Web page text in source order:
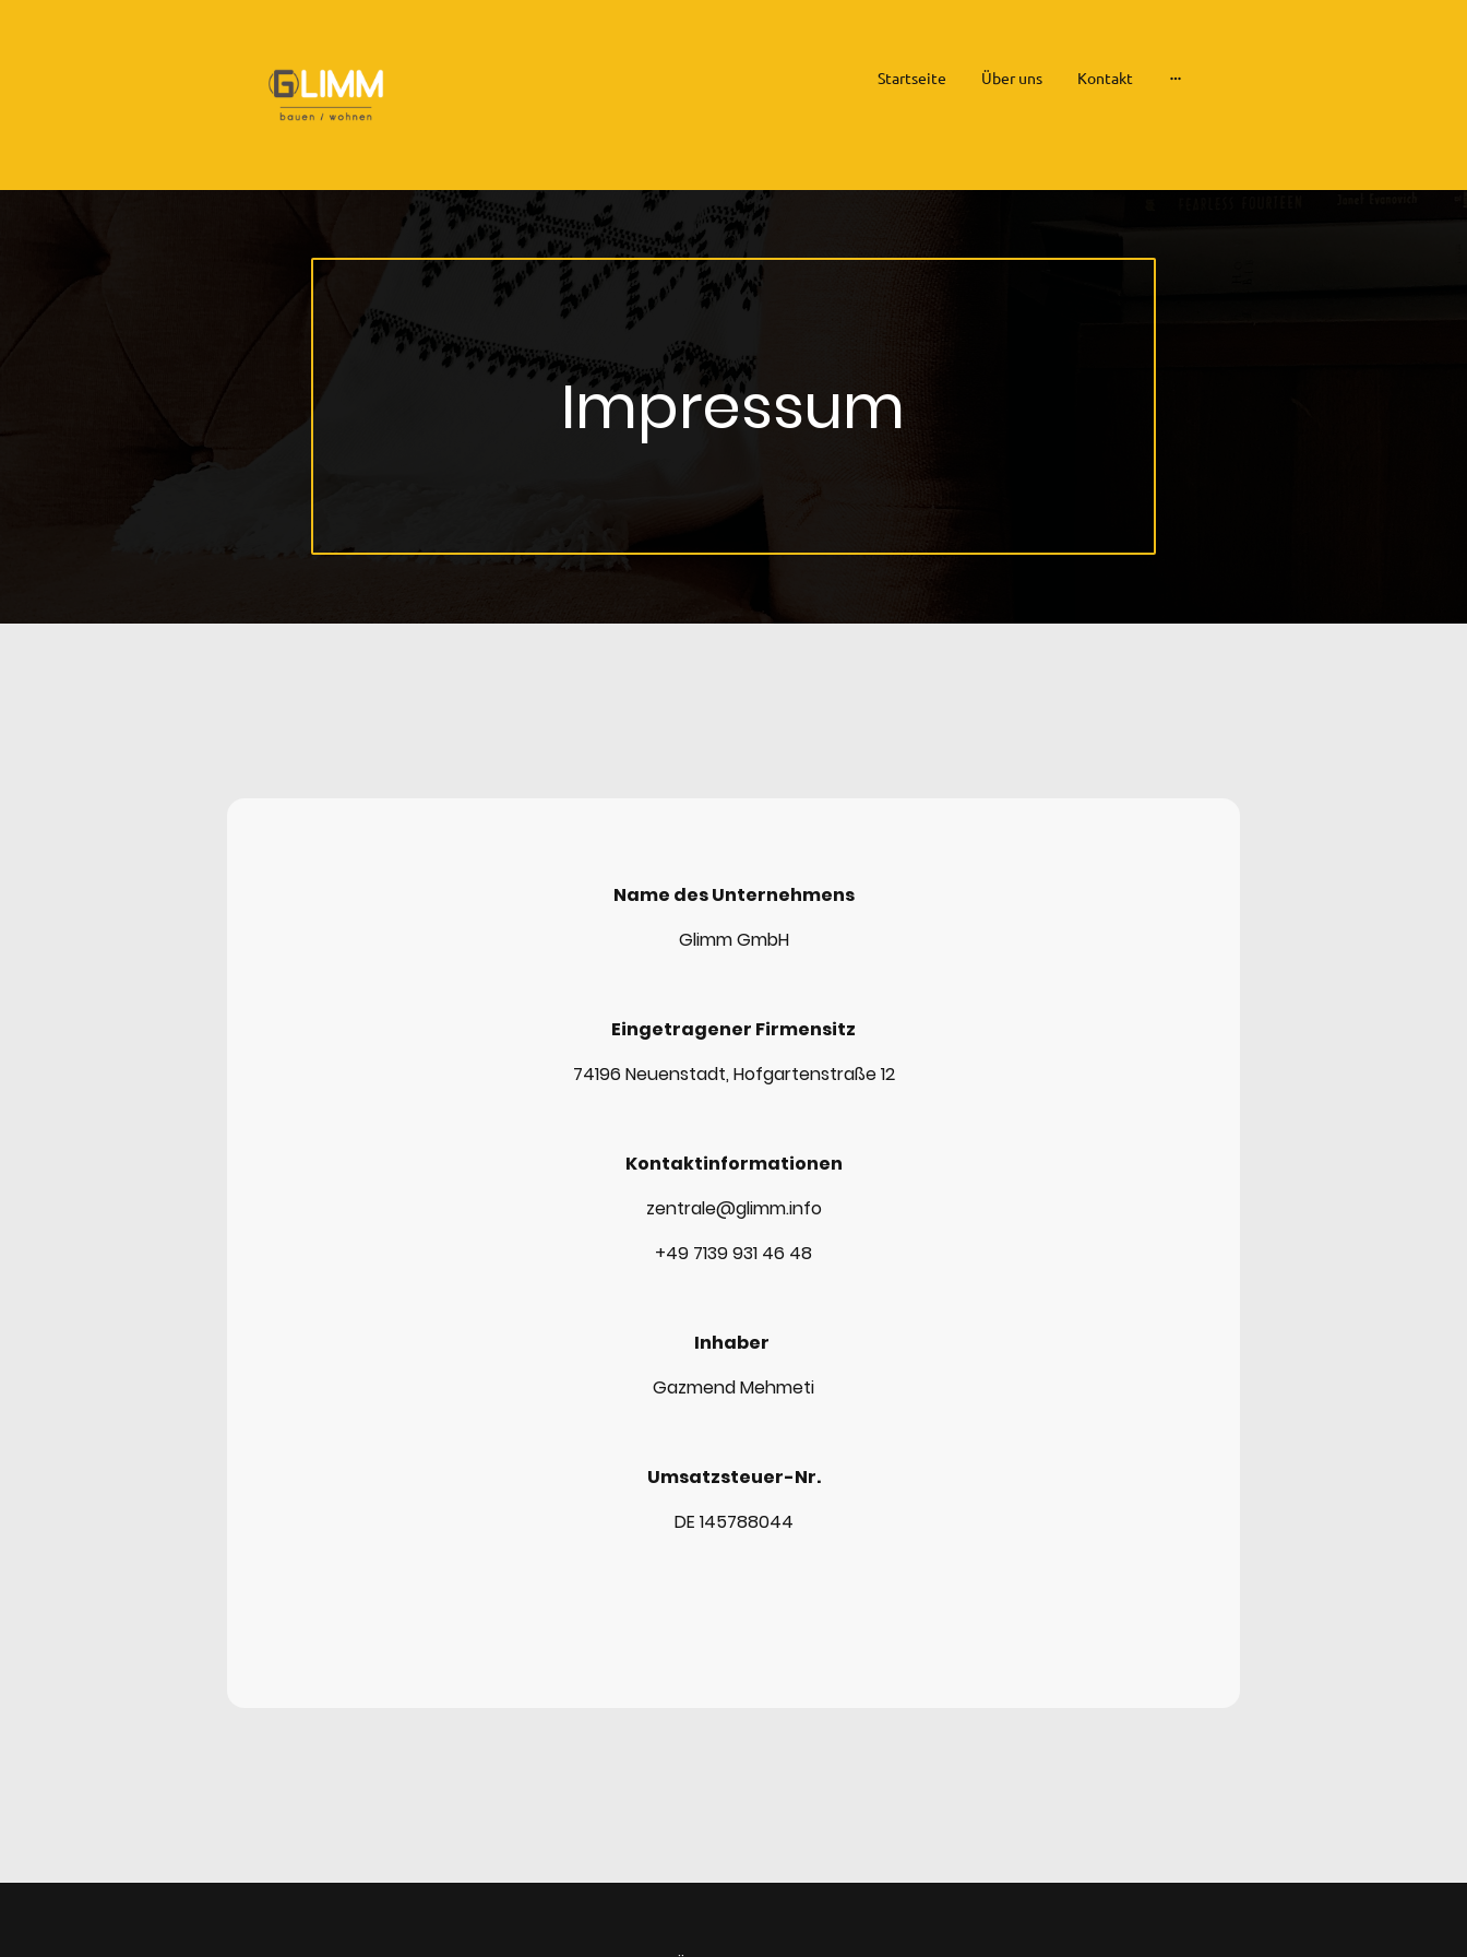
Startseite Über uns Kontakt
Impressum
Name des Unternehmens
Glimm GmbH
Eingetragener Firmensitz
74196 Neuenstadt, Hofgartenstraße 12
Kontaktinformationen
zentrale@glimm.info
+49 7139 931 46 48
Inhaber
Gazmend Mehmeti
Umsatzsteuer-Nr.
DE 145788044